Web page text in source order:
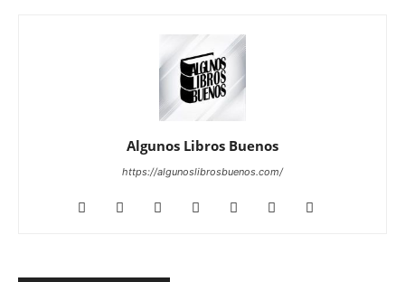
Algunos Libros Buenos
https://algunoslibrosbuenos.com/